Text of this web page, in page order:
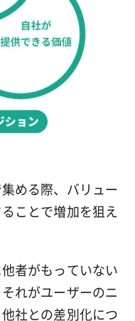
める際、バリュー
ことで増加を狙え
者がもっていない
れがユーザーのニ
社との差別化につ